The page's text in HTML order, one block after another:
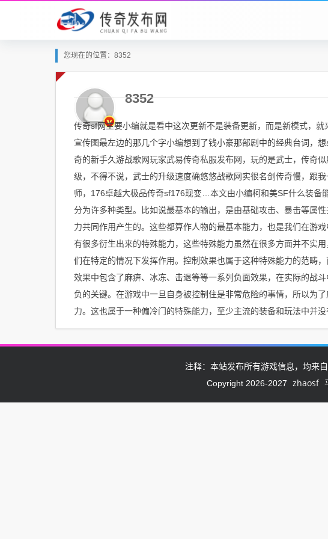
您现在的位置：8352
8352
传奇sf网主要小编就是看中这次更新不是装备更新，而是新模式，
宣传图最左边的那几个字小编想到了钱小豪那部剧中的经典台词，
奇的新手久游战歌网玩家武易传奇私服发布网，玩的是武士，传奇
级，不得不说，武士的升级速度确悠悠战歌网实很名剑传奇慢，跟
师，176卓越大极品传奇sf176现变…本文由小编柯和美SF什么装备
分为许多种类型。比如说最基本的输出，是由基础攻击、暴击等属
力共同作用产生的。这些都算作人物的最基本能力，也是我们在游
有很多衍生出来的特殊能力，这些特殊能力虽然在很多方面并不实
们在特定的情况下发挥作用。控制效果也属于这种特殊能力的范畴
效果中包含了麻痹、冰冻、击退等等一系列负面效果，在实际的战
负的关键。在游戏中一旦自身被控制住是非常危险的事情，所以为
力。这也属于一种偏冷门的特殊能力，至少主流的装备和玩法中并
注释：本站发布所有游戏信息，均来
Copyright 2026-2027
zhaosf